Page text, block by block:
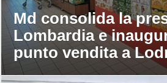
Md consolida la
Lombardia e
punto vendita a